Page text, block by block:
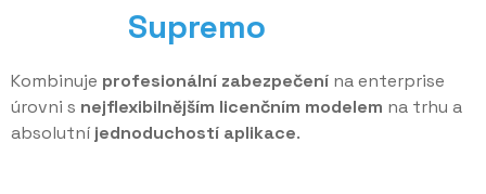
Supremo
Kombinuje profesionální zabezpečení na enterprise
úrovni s nejflexibilnějším licenčním modelem na trhu a
absolutní jednoduchostí aplikace.